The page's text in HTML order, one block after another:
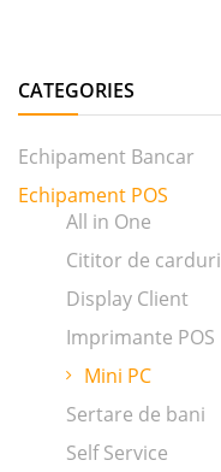
CATEGORIES
Echipament Bancar
Echipament POS
All in One
Cititor de carduri
Display Client
Imprimante POS
Mini PC
Sertare de bani
Self Service